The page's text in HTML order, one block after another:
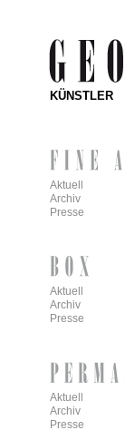
KÜNSTLER
Aktuell
Archiv
Presse
Aktuell
Archiv
Presse
Aktuell
Archiv
Presse